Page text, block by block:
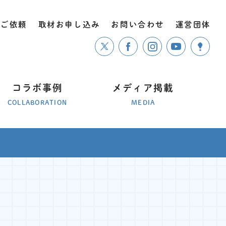
コラボ事例
COLLABORATION
メディア掲載
MEDIA
依頼 取材お申し込み お問い合わせ 運営団体